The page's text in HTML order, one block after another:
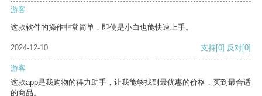
游客
这款软件的操作非常简单，即使是小白也能快速上手。
2024-12-10 支持[0] 反对[0]
游客
这款app是我购物的得力助手，让我能够找到最优惠的价格，买到最合适
的商品。